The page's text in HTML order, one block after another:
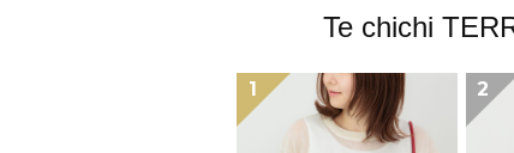
Te chichi
1 2